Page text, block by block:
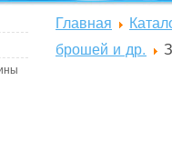
Главная
брошей и др.